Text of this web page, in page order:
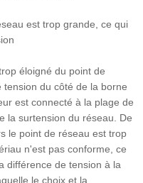
est trop grande, ce qui
éloigné du point de
du côté de la borne
est connecté à la plage de
la surtension du réseau. De
le point de réseau est trop
n'est pas conforme, ce
différence de tension à la
le choix et la